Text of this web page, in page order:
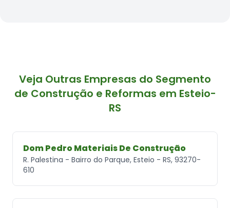
Veja Outras Empresas do Segmento
de Construção e Reformas em Esteio-
RS
Dom Pedro Materiais De Construção
R. Palestina - Bairro do Parque, Esteio - RS, 93270-
610